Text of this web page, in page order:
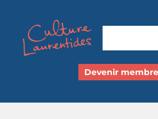
Devenir membre